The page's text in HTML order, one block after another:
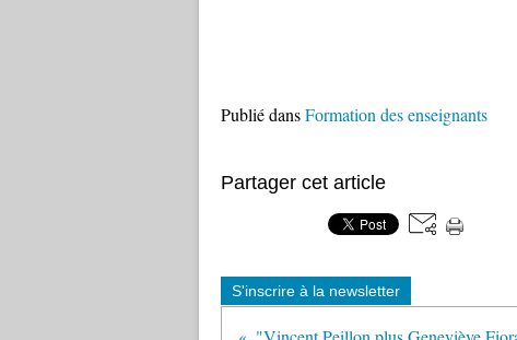
Publié dansFormation des enseignants
Partager cet article
S'inscrire à la newsletter